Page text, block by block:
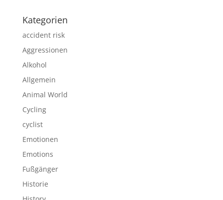
Kategorien
accident risk
Aggressionen
Alkohol
Allgemein
Animal World
Cycling
cyclist
Emotionen
Emotions
Fußgänger
Historie